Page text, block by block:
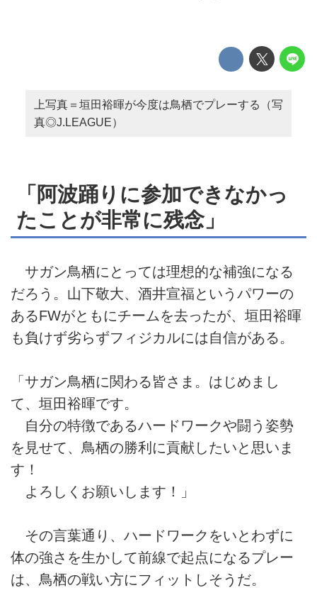
上写真＝垣田裕暉が今度は鳥栖でプレーする（写
真◎J.LEAGUE）
「阿波踊りに参加できなかっ
たことが非常に残念」
サガン鳥栖にとっては理想的な補強になる
だろう。山下敬大、酒井宣福というパワーの
あるFWがともにチームを去ったが、垣田裕暉
も負けず劣らずフィジカルには自信がある。
「サガン鳥栖に関わる皆さま。はじめまし
て、垣田裕暉です。
自分の特徴であるハードワークや闘う姿勢
を見せて、鳥栖の勝利に貢献したいと思いま
す！
よろしくお願いします！」
その言葉通り、ハードワークをいとわずに
体の強さを生かして前線で起点になるプレー
は、鳥栖の戦い方にフィットしそうだ。